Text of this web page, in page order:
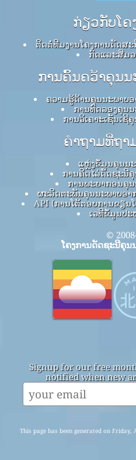
ກ່ຽວກັບໂຄ
ຕິດຕໍ່ທີມງານໂຄງການດັດສ
ກົດ​ແລະ​ສື່​ມ
ການຄົ້ນຄວ້າຄຸນນ
ຄວາມຮູ້ດ້ານຄຸນນະພາບ
ການທົດລອງຄຸນ
ການວິເຄາະເຊັນເຊີ
ຄໍາຖາມທີ່ຖາ
ແຫຼ່ງຂໍ້ມູນຄຸນນ
ການຄິດໄລ່ດັດຊະນີ
ການພະຍາກອນຄຸ
ຜະລິດຕະພັນຄຸນນະພາບອາ
API (ການໂຕ້ຕອບການຂຽ
ເວທີຂໍ້ມູນປ
©
ໂຄງການດັດຊະນີຄຸນ
Signup for our free
notified when new
This page has been generated on